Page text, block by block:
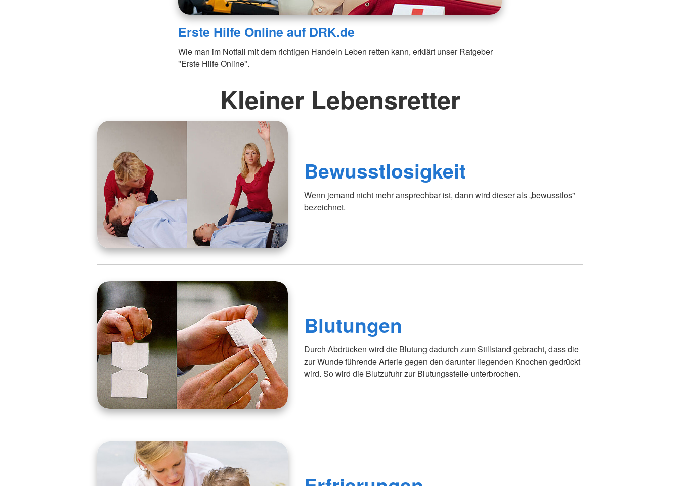
Erste Hilfe Online auf DRK.de
Wie man im Notfall mit dem richtigen Handeln Leben retten kann, erklärt unser Ratgeber
"Erste Hilfe Online".
Kleiner Lebensretter
Bewusstlosigkeit
Wenn jemand nicht mehr ansprechbar ist, dann wird dieser als „bewusstlos"
bezeichnet.
Blutungen
Durch Abdrücken wird die Blutung dadurch zum Stillstand gebracht, dass die
zur Wunde führende Arterie gegen den darunter liegenden Knochen gedrückt
wird. So wird die Blutzufuhr zur Blutungsstelle unterbrochen.